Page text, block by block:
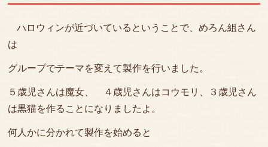
ハロウィンが近づいているということで、めろん組さん
は
グループでテーマを変えて製作を行いました。
５歳児さんは魔女、 ４歳児さんはコウモリ、３歳児さん
は黒猫を作ることになりましたよ。
何人かに分かれて製作を始めると